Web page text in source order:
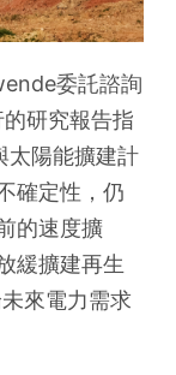
委託諮詢
研究報告指
陽能擴建計
確定性，仍
的速度擴
緩擴建再生
來電力需求